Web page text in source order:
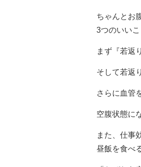
ちゃんとお
3つのいいこ
まず『若返
そして若返
さらに血管
空腹状態に
また、仕事
昼飯を食べ